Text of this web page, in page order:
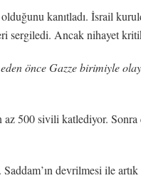
kanıtladı. İsrail
Ancak nihayet
önce Gazze birimiyle
500 sivili katlediyor. Sonra
devrilmesi ile